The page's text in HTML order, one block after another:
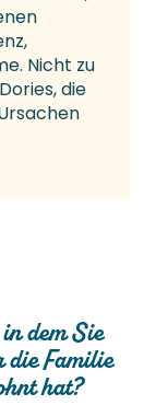
Nicht zu
die
dem Sie
die Familie
hat?